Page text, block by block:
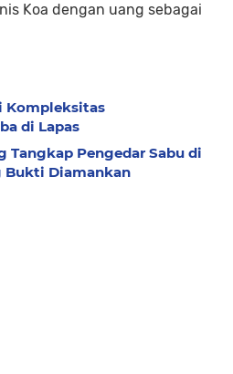
Koa dengan uang sebagai
Kompleksitas
di Lapas
Tangkap Pengedar Sabu di
Bukti Diamankan